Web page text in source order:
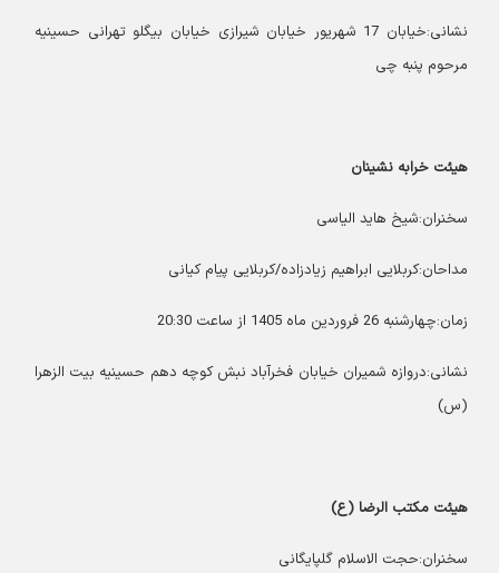
نشانی:خیابان 17 شهریور خیابان شیرازی خیابان بیگلو تهرانی حسینیه
مرحوم پنبه چی
هیئت خرابه نشینان
سخنران:شیخ هاید الیاسی
مداحان:کربلایی ابراهیم زیادزاده/کربلایی پیام کیانی
زمان:چهارشنبه 26 فروردین ماه 1405 از ساعت 20:30
نشانی:دروازه شمیران خیابان فخرآباد نبش کوچه دهم حسینیه بیت الزهرا
(س)
هیئت مکتب الرضا (ع)
سخنران:حجت الاسلام گلپایگانی